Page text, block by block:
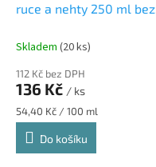
ruce a nehty 250 ml bez
Skladem (20 ks)
112 Kč bez DPH
136 Kč / ks
Měrná
cena:
54,40 Kč / 100 ml
Do košíku